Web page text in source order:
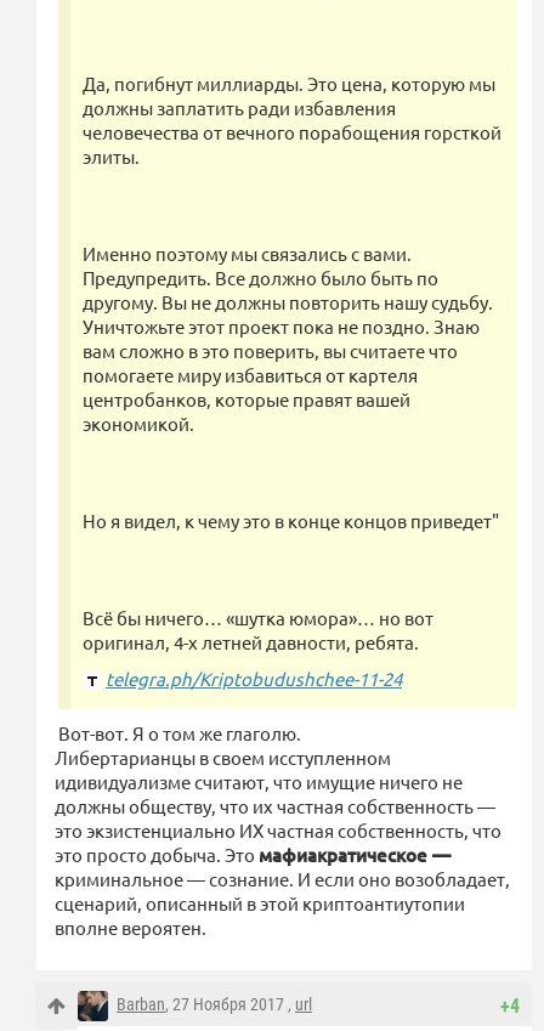
Да, погибнут миллиарды. Это цена, которую мы
должны заплатить ради избавления
человечества от вечного порабощения горсткой
элиты.
Именно поэтому мы связались с вами.
Предупредить. Все должно было быть по
другому. Вы не должны повторить нашу судьбу.
Уничтожьте этот проект пока не поздно. Знаю
вам сложно в это поверить, вы считаете что
помогаете миру избавиться от картеля
центробанков, которые правят вашей
экономикой.
Но я видел, к чему это в конце концов приведет"
Всё бы ничего… «шутка юмора»… но вот
оригинал, 4-х летней давности, ребята.
telegra.ph/Kriptobudushchee-11-24
Вот-вот. Я о том же глаголю.
Либертарианцы в своем исступленном
идивидуализме считают, что имущие ничего не
должны обществу, что их частная собственность —
это экзистенциально ИХ частная собственность, что
это просто добыча. Это мафиакратическое —
криминальное — сознание. И если оно возобладает,
сценарий, описанный в этой криптоантиутопии
вполне вероятен.
+4
Barban, 27 Ноября 2017 , url